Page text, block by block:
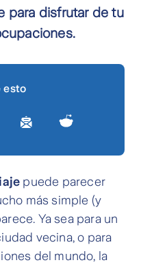
para disfrutar de tu
esto
puede parecer
más simple (y
Ya sea para un
vecina, o para
del mundo, la